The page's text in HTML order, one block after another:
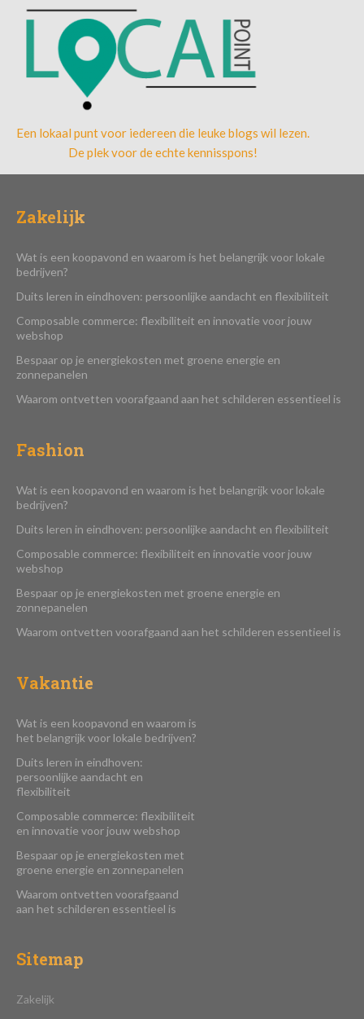
Een lokaal punt voor iedereen die leuke blogs wil lezen.
De plek voor de echte kennisspons!
Zakelijk
Wat is een koopavond en waarom is het belangrijk voor lokale
bedrijven?
Duits leren in eindhoven: persoonlijke aandacht en flexibiliteit
Composable commerce: flexibiliteit en innovatie voor jouw
webshop
Bespaar op je energiekosten met groene energie en
zonnepanelen
Waarom ontvetten voorafgaand aan het schilderen essentieel is
Fashion
Wat is een koopavond en waarom is het belangrijk voor lokale
bedrijven?
Duits leren in eindhoven: persoonlijke aandacht en flexibiliteit
Composable commerce: flexibiliteit en innovatie voor jouw
webshop
Bespaar op je energiekosten met groene energie en
zonnepanelen
Waarom ontvetten voorafgaand aan het schilderen essentieel is
Vakantie
Wat is een koopavond en waarom is
het belangrijk voor lokale bedrijven?
Duits leren in eindhoven:
persoonlijke aandacht en
flexibiliteit
Composable commerce: flexibiliteit
en innovatie voor jouw webshop
Bespaar op je energiekosten met
groene energie en zonnepanelen
Waarom ontvetten voorafgaand
aan het schilderen essentieel is
Sitemap
Zakelijk